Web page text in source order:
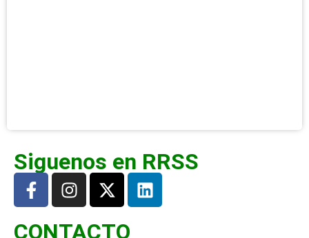
Siguenos en RRSS
CONTACTO